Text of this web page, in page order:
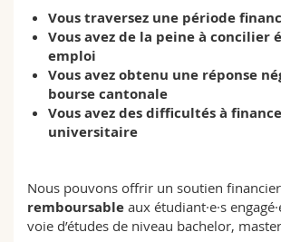
Sciences et médecine
Interfacultaire
Collaborateurs
Doctorants
Webmail
Programme des cours
MyUnifr
Vous traversez une période
Vous avez de la peine à concilier
emploi
Vous avez obtenu une réponse
bourse cantonale
Vous avez des difficultés à
universitaire
Nous pouvons offrir un soutien financier
remboursable aux étudiant·e·s
voie d’études de niveau bachelor,